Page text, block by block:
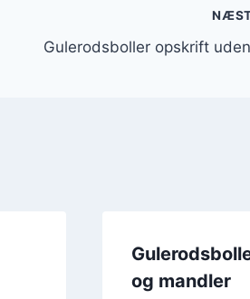
Gulerodsboller opskrift
og mandler